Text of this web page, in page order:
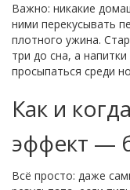
Важно: никакие
ними перекусывать
плотного ужина.
три до сна, а
просыпаться среди
Как и
эффект —
Всё просто: даже